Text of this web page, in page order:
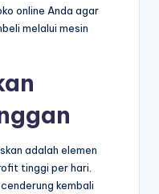
online Anda agar
melalui mesin
adalah elemen
tinggi per hari.
kembali